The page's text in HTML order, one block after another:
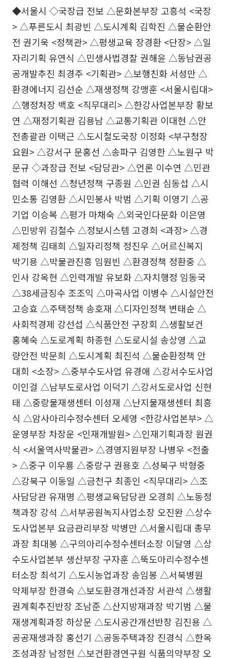
◆서울시 ◇국장급 전보 △문화본부장 고흥석 <국장
> △푸른도시 최광빈 △도시계획 김학진 △물순환안
전 권기욱 <정책관> △평생교육 장경환 <단장> △일
자리기획 유연식 △민생사법경찰 권해윤 △동남권공
공개발추진 최경주 <기획관> △보행친화 서성만 △
환경에너지 김선순 △재생정책 강맹훈 <서울시립대>
△행정처장 백호 <직무대리> △한강사업본부장 황보
연 △재정기획관 김용남 △교통기획관 이대현 △안
전총괄관 이택근 △도시철도국장 이정화 <부구청장
요원> △강서구 문홍선 △송파구 김영한 △노원구 박
문규 ◇과장급 전보 <담당관> △언론 이수연 △민관
협력 이해선 △청년정책 구종원 △인권 심동섭 △시
민소통 김영환 △시민봉사 박범 △기획 이영기 △공
기업 이승복 △평가 마채숙 △외국인다문화 이은영
△민방위 김철수 △정보시스템 고경희 <과장> △경
제정책 김태희 △일자리정책 정진우 △어르신복지
박기용 △박물관진흥 임원빈 △환경정책 정환중 △
인사 강옥현 △인력개발 유보화 △자치행정 임동국
△38세금징수 조조익 △마곡사업 이병수 △시설안전
고승효 △주택정책 송호재 △디자인정책 변태순 △
사회적경제 강선섭 △식품안전 구장회 △생활보건
홍혜숙 △도로계획 하종현 △도로시설 송상영 △교
량안전 박문희 △도시계획 최진석 △물순환정책 안
대희 <소장> △중부수도사업 유경애 △강서수도사업
이인걸 △남부도로사업 이덕기 △강서도로사업 신현
태 △중랑물재생센터 이성재 △난지물재생센터 최흥
식 △암사아리수정수센터 오세영 <한강사업본부> △
운영부장 차장운 <인재개발원> △인재기획과장 원권
식 <서울역사박물관> △경영지원부장 나병우 <전출
> △중구 이우룡 △중랑구 권용호 △성북구 박형중
△강북구 이동일 △금천구 최종인 <직무대리> △조
사담당관 유재명 △평생교육담당관 오경희 △노동정
책과장 강석 △서부공원녹지사업소장 오진완 △상수
도사업본부 요금관리부장 박병만 △서울시립대 총무
과장 최대봉 △구의아리수정수센터소장 이달영 △상
수도사업본부 생산부장 구자훈 △뚝도아리수정수센
터소장 최석기 △도시농업과장 송임봉 △서북병원
약제부장 한경숙 △보도환경개선과장 서관석 △생활
권계획추진반장 조남준 △산지방재과장 박기범 △물
재생계획과장 하상문 △도시공간개선반장 김진용 △
공공재생과장 홍선기 △공동주택과장 진경식 △한옥
조성과장 남정현 △보건환경연구원 식품의약부장 오